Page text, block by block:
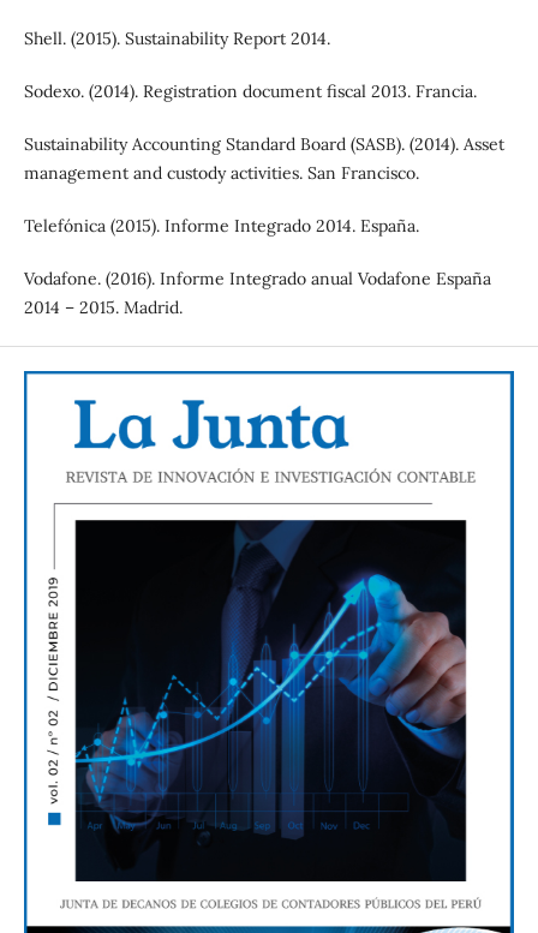
Shell. (2015). Sustainability Report 2014.
Sodexo. (2014). Registration document fiscal 2013. Francia.
Sustainability Accounting Standard Board (SASB). (2014). Asset
management and custody activities. San Francisco.
Telefónica (2015). Informe Integrado 2014. España.
Vodafone. (2016). Informe Integrado anual Vodafone España
2014 – 2015. Madrid.